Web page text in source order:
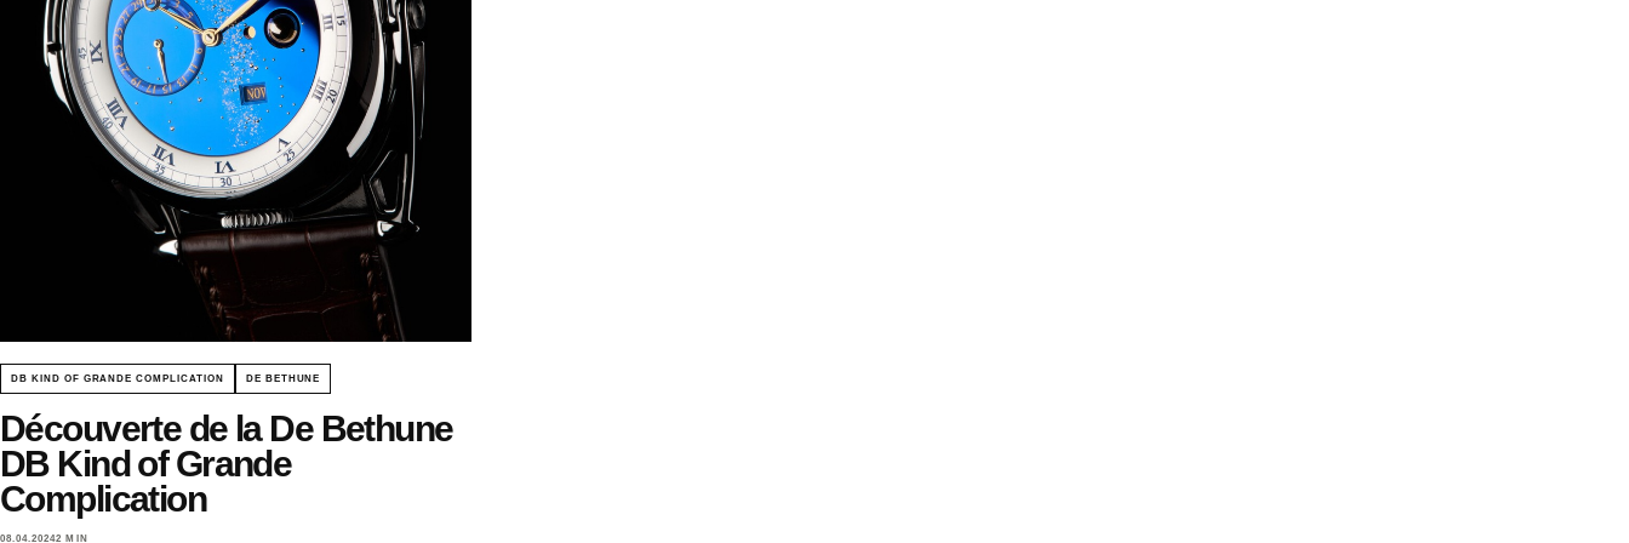
DB KIND OF GRANDE COMPLICATION DE BETHUNE
Découverte de la De Bethune
DB Kind of Grande
Complication
08.04.20242 MIN